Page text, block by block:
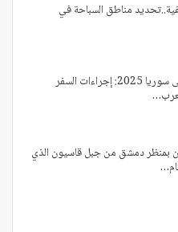
مناطق السباحة في
متطلبات الدخول إلى سوريا 2025: إجراءات السفر
بمنظر دمشق من جبل قاسيون الذي